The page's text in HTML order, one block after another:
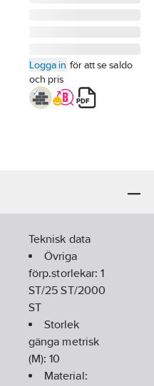
Logga in för att se saldo
och pris
Teknisk data
Övriga
förp.storlekar:1
ST/25 ST/2000
ST
Storlek
gänga metrisk
(M):10
Material: